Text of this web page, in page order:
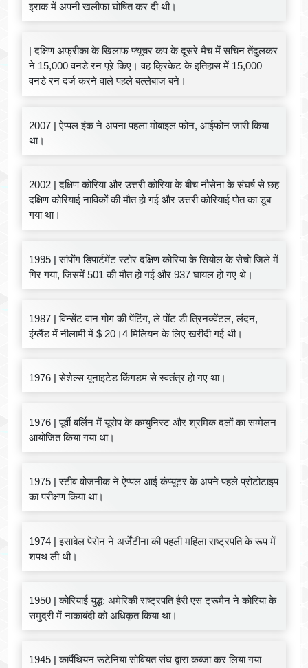
इराक में अपनी खलीफा घोषित कर दी थी।
| दक्षिण अफ्रीका के खिलाफ फ्यूचर कप के दूसरे मैच में सचिन तेंदुलकर
ने 15,000 वनडे रन पूरे किए। वह क्रिकेट के इतिहास में 15,000
वनडे रन दर्ज करने वाले पहले बल्लेबाज बने।
2007 | ऐप्पल इंक ने अपना पहला मोबाइल फोन, आईफोन जारी किया
था।
2002 | दक्षिण कोरिया और उत्तरी कोरिया के बीच नौसेना के संघर्ष से छह
दक्षिण कोरियाई नाविकों की मौत हो गई और उत्तरी कोरियाई पोत का डूब
गया था।
1995 | सांपोंग डिपार्टमेंट स्टोर दक्षिण कोरिया के सियोल के सेचो जिले में
गिर गया, जिसमें 501 की मौत हो गई और 937 घायल हो गए थे।
1987 | विन्सेंट वान गोग की पेंटिंग, ले पोंट डी त्रिनक्वेंटल, लंदन,
इंग्लैंड में नीलामी में $ 20।4 मिलियन के लिए खरीदी गई थी।
1976 | सेशेल्स यूनाइटेड किंगडम से स्वतंत्र हो गए था।
1976 | पूर्वी बर्लिन में यूरोप के कम्युनिस्ट और श्रमिक दलों का सम्मेलन
आयोजित किया गया था।
1975 | स्टीव वोजनीक ने ऐप्पल आई कंप्यूटर के अपने पहले प्रोटोटाइप
का परीक्षण किया था।
1974 | इसाबेल पेरोन ने अर्जेंटीना की पहली महिला राष्ट्रपति के रूप में
शपथ ली थी।
1950 | कोरियाई युद्ध: अमेरिकी राष्ट्रपति हैरी एस ट्रूमैन ने कोरिया के
समुद्री में नाकाबंदी को अधिकृत किया था।
1945 | कार्पैथियन रूटेनिया सोवियत संघ द्वारा कब्जा कर लिया गया